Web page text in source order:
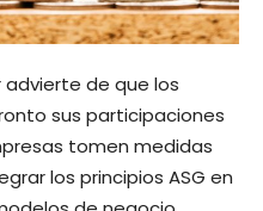
advierte de que los
sus participaciones
tomen medidas
los principios ASG en